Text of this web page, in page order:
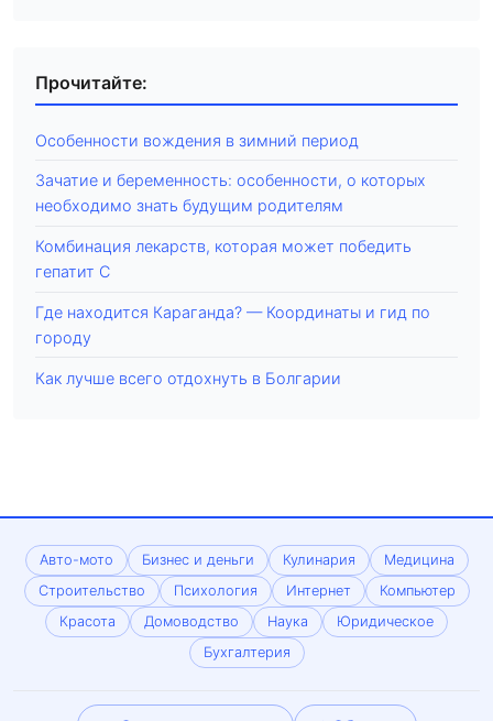
Прочитайте:
Особенности вождения в зимний период
Зачатие и беременность: особенности, о которых
необходимо знать будущим родителям
Комбинация лекарств, которая может победить
гепатит С
Где находится Караганда? — Координаты и гид по
городу
Как лучше всего отдохнуть в Болгарии
Авто-мото Бизнес и деньги Кулинария
Медицина
Строительство
Психология Интернет
Компьютер
Красота
Домоводство Наука
Юридическое
Бухгалтерия